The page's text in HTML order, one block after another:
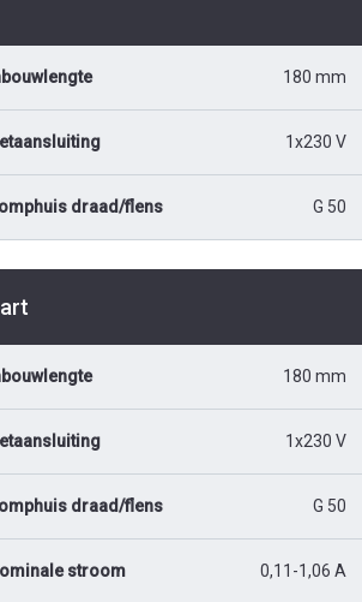
180 mm
1x230 V
draad/flens G 50
180 mm
1x230 V
draad/flens G 50
stroom 0,11-1,06 A